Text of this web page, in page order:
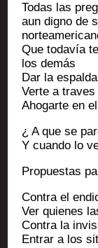
Todas las
aun digno de
Que todavía
los demás
Dar la
Verte a
Aho­garte en
¿ A que se
Y cuan­do lo
Pro­pues­tas
Contra el
Ver quienes
Contra la
Entrar a los